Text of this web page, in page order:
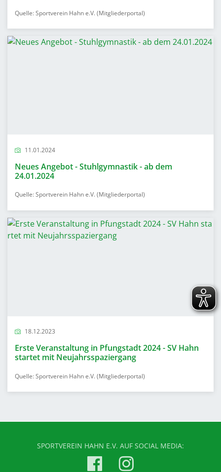
Quelle: Sportverein Hahn e.V. (Mitgliederportal)
11.01.2024
Neues Angebot - Stuhlgymnastik - ab dem
24.01.2024
Quelle: Sportverein Hahn e.V. (Mitgliederportal)
18.12.2023
Erste Veranstaltung in Pfungstadt 2024 - SV Hahn
startet mit Neujahrsspaziergang
Quelle: Sportverein Hahn e.V. (Mitgliederportal)
SPORTVEREIN HAHN E.V. AUF SOCIAL MEDIA: